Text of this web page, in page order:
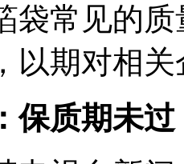
袋常见的
以期对相
保质期未